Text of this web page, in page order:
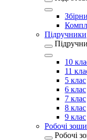
Підручники
10
11
5 клас
6 клас
7 клас
8 клас
9 клас
Робочі
Робочі